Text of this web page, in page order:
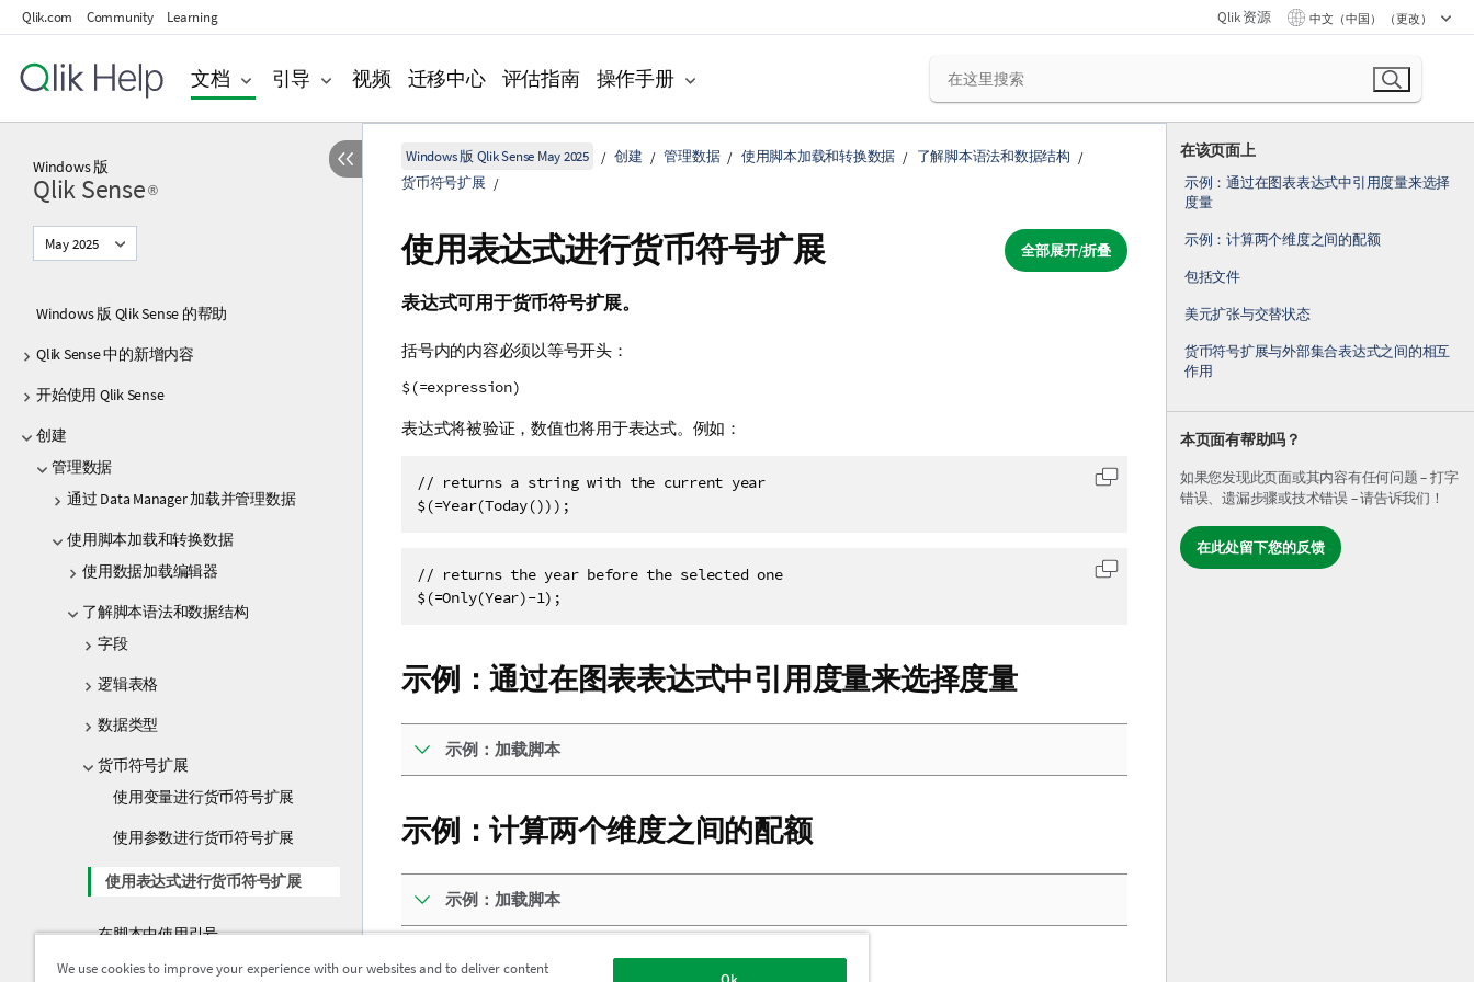
Qlik.com Community Learning Qlik 资源 中文（中国） （更改）
文档 引导 视频 迁移中心 评估指南 操作手册
Windows版
Qlik Sense ®
May 2025
Windows 版 Qlik Sense 的帮助
Qlik Sense 中的新增内容
开始使用 Qlik Sense
创建
管理数据
通过 Data Manager 加载并管理数据
使用脚本加载和转换数据
使用数据加载编辑器
了解脚本语法和数据结构
字段
逻辑表格
数据类型
货币符号扩展
使用变量进行货币符号扩展
使用参数进行货币符号扩展
使用表达式进行货币符号扩展
在脚本中使用引号
数据中的通配符
在该页面上
示例：通过在图表表达式中引用度量来选择
度量
示例：计算两个维度之间的配额
包括文件
美元扩张与交替状态
货币符号扩展与外部集合表达式之间的相互
作用
本页面有帮助吗？
如果您发现此页面或其内容有任何问题 – 打字
错误、遗漏步骤或技术错误 – 请告诉我们！
在此处留下您的反馈
Windows 版 Qlik Sense May 2025 创建 管理数据 使用脚本加载和转换数据
了解脚本语法和数据结构
货币符号扩展
全部展开/折叠
使用表达式进行货币符号扩展
表达式可用于货币符号扩展。
括号内的内容必须以等号开头：
$(=expression)
表达式将被验证，数值也将用于表达式。例如：
// returns a string with the current year
$(=Year(Today()));
复制代码到剪贴板
// returns the year before the selected one
$(=Only(Year)-1);
复制代码到剪贴板
示例：通过在图表表达式中引用度量来选择度量
示例：加载脚本
示例：计算两个维度之间的配额
示例：加载脚本
We use cookies to improve your experience with our websites and to deliver content